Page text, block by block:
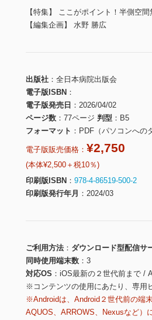
【特集】 ここがポイント！半側空
【編集企画】 水野 勝広
出版社
全日本病院出版会
電子版ISBN
電子版発売日
2026/04/02
ページ数
77ページ 判型
B5
フォーマット
PDF（パソコンへの
電子版販売価格： ¥2,750
(本体¥2,500＋税10％)
印刷版ISBN
978-4-86519-500-2
印刷版発行年月
2024/03
ご利用方法
ダウンロード型配信サ
同時使用端末数
3
対応OS
iOS最新の２世代前まで /
※コンテンツの使用にあたり、専用
※Androidは、Android２世代前の端
AQUOS、ARROWS、Nexusなど）